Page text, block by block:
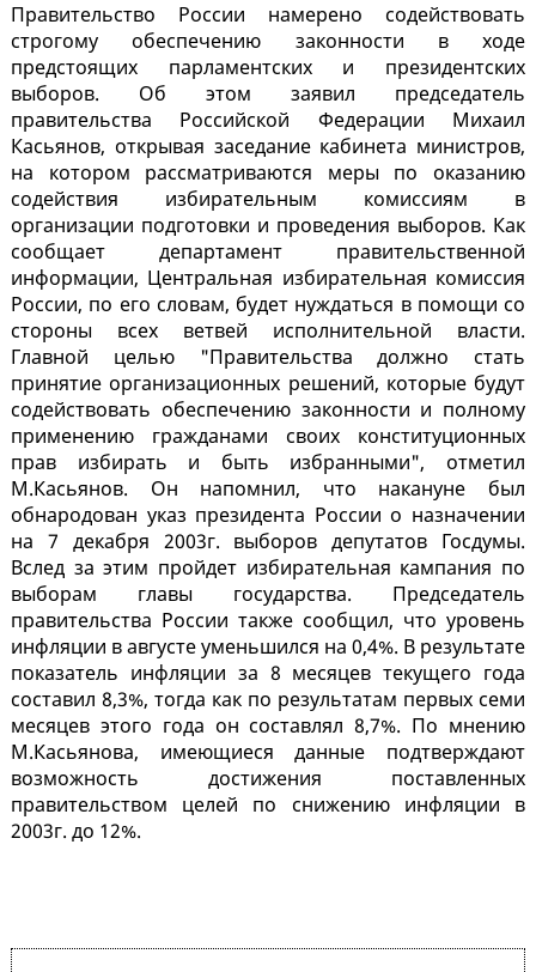
Правительство России намерено содействовать
строгому обеспечению законности в ходе
предстоящих парламентских и президентских
выборов. Об этом заявил председатель
правительства Российской Федерации Михаил
Касьянов, открывая заседание кабинета министров,
на котором рассматриваются меры по оказанию
содействия избирательным комиссиям в
организации подготовки и проведения выборов. Как
сообщает департамент правительственной
информации, Центральная избирательная комиссия
России, по его словам, будет нуждаться в помощи со
стороны всех ветвей исполнительной власти.
Главной целью "Правительства должно стать
принятие организационных решений, которые будут
содействовать обеспечению законности и полному
применению гражданами своих конституционных
прав избирать и быть избранными", отметил
М.Касьянов. Он напомнил, что накануне был
обнародован указ президента России о назначении
на 7 декабря 2003г. выборов депутатов Госдумы.
Вслед за этим пройдет избирательная кампания по
выборам главы государства. Председатель
правительства России также сообщил, что уровень
инфляции в августе уменьшился на 0,4%. В результате
показатель инфляции за 8 месяцев текущего года
составил 8,3%, тогда как по результатам первых семи
месяцев этого года он составлял 8,7%. По мнению
М.Касьянова, имеющиеся данные подтверждают
возможность достижения поставленных
правительством целей по снижению инфляции в
2003г. до 12%.